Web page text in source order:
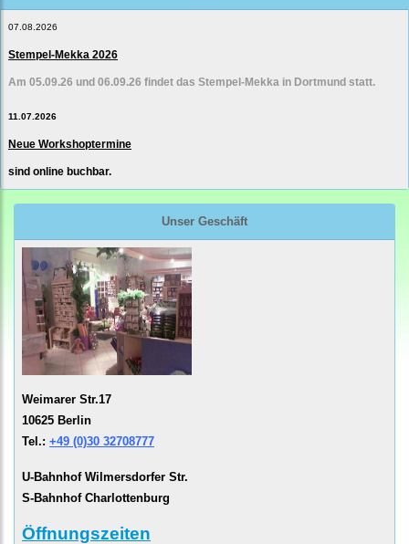
07.08.2026
Stempel-Mekka 2026
Am 05.09.26 und 06.09.26 findet das Stempel-Mekka in Dortmund statt.
11.07.2026
Neue Workshoptermine
sind online buchbar.
Unser Geschäft
Weimarer Str.17
10625 Berlin
Tel.: +49 (0)30 32708777
U-Bahnhof Wilmersdorfer Str.
S-Bahnhof Charlottenburg
Öffnungszeiten